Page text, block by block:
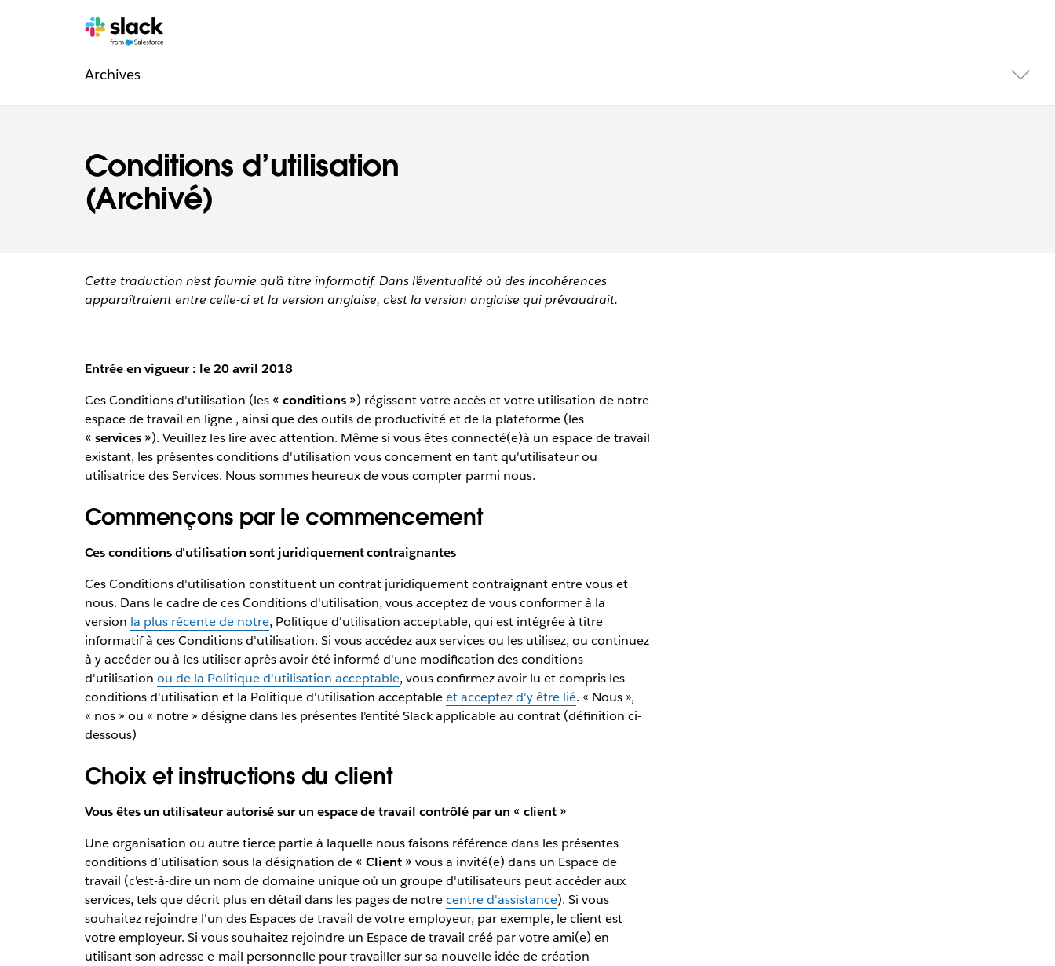
Conditions d’utilisation
(Archivé)
Pages
Archivessupplémentaires
Cette traduction n’est fournie qu’à titre informatif. Dans l’éventualité où des incohérences
apparaîtraient entre celle-ci et la version anglaise, c’est la version anglaise qui prévaudrait.
Entrée en vigueur : le 20 avril 2018
Ces Conditions d'utilisation (les « conditions ») régissent votre accès et votre utilisation de notre
espace de travail en ligne , ainsi que des outils de productivité et de la plateforme (les
« services »). Veuillez les lire avec attention. Même si vous êtes connecté(e)à un espace de travail
existant, les présentes conditions d'utilisation vous concernent en tant qu'utilisateur ou
utilisatrice des Services. Nous sommes heureux de vous compter parmi nous.
Commençons par le commencement
Ces conditions d'utilisation sont juridiquement contraignantes
Ces Conditions d'utilisation constituent un contrat juridiquement contraignant entre vous et
nous. Dans le cadre de ces Conditions d'utilisation, vous acceptez de vous conformer à la
version la plus récente de notre, Politique d'utilisation acceptable, qui est intégrée à titre
informatif à ces Conditions d'utilisation. Si vous accédez aux services ou les utilisez, ou continuez
à y accéder ou à les utiliser après avoir été informé d'une modification des conditions
d'utilisation ou de la Politique d'utilisation acceptable, vous confirmez avoir lu et compris les
conditions d'utilisation et la Politique d'utilisation acceptableet acceptez d'y être lié. « Nous »,
« nos » ou « notre » désigne dans les présentes l'entité Slack applicable au contrat (définition ci-
dessous)
Choix et instructions du client
Vous êtes un utilisateur autorisé sur un espace de travail contrôlé par un « client »
Une organisation ou autre tierce partie à laquelle nous faisons référence dans les présentes
conditions d’utilisation sous la désignation de « Client » vous a invité(e) dans un Espace de
travail (c'est-à-dire un nom de domaine unique où un groupe d'utilisateurs peut accéder aux
services, tels que décrit plus en détail dans les pages de notrecentre d'assistance). Si vous
souhaitez rejoindre l'un des Espaces de travail de votre employeur, par exemple, le client est
votre employeur. Si vous souhaitez rejoindre un Espace de travail créé par votre ami(e) en
utilisant son adresse e-mail personnelle pour travailler sur sa nouvelle idée de création